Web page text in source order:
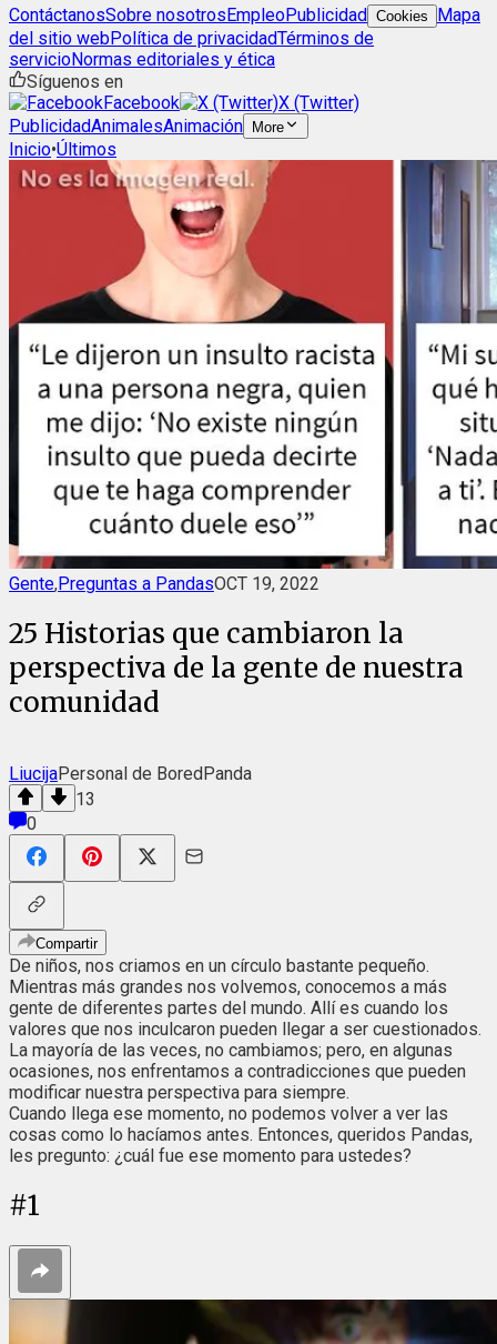
ContáctanosSobre nosotrosEmpleoPublicidad Cookies
Mapa
del sitio webPolítica de privacidadTérminos de
servicioNormas editoriales y ética
Síguenos en
Facebook
X (Twitter)
PublicidadAnimalesAnimación More
Inicio•Últimos
Gente,Preguntas a PandasOCT 19, 2022
25 Historias que cambiaron la
perspectiva de la gente de nuestra
comunidad
LiucijaPersonal de BoredPanda
13
0
Compartir
De niños, nos criamos en un círculo bastante pequeño.
Mientras más grandes nos volvemos, conocemos a más
gente de diferentes partes del mundo. Allí es cuando los
valores que nos inculcaron pueden llegar a ser cuestionados.
La mayoría de las veces, no cambiamos; pero, en algunas
ocasiones, nos enfrentamos a contradicciones que pueden
modificar nuestra perspectiva para siempre.
Cuando llega ese momento, no podemos volver a ver las
cosas como lo hacíamos antes. Entonces, queridos Pandas,
les pregunto: ¿cuál fue ese momento para ustedes?
#1